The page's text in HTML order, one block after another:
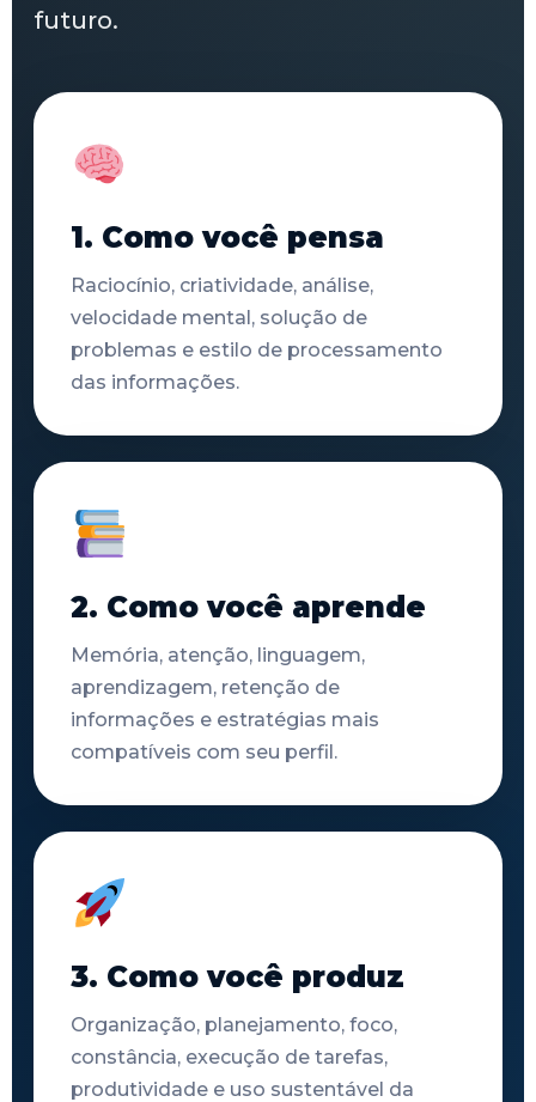
futuro.
1. Como você pensa
Raciocínio, criatividade, análise,
velocidade mental, solução de
problemas e estilo de processamento
das informações.
2. Como você aprende
Memória, atenção, linguagem,
aprendizagem, retenção de
informações e estratégias mais
compatíveis com seu perfil.
3. Como você produz
Organização, planejamento, foco,
constância, execução de tarefas,
produtividade e uso sustentável da